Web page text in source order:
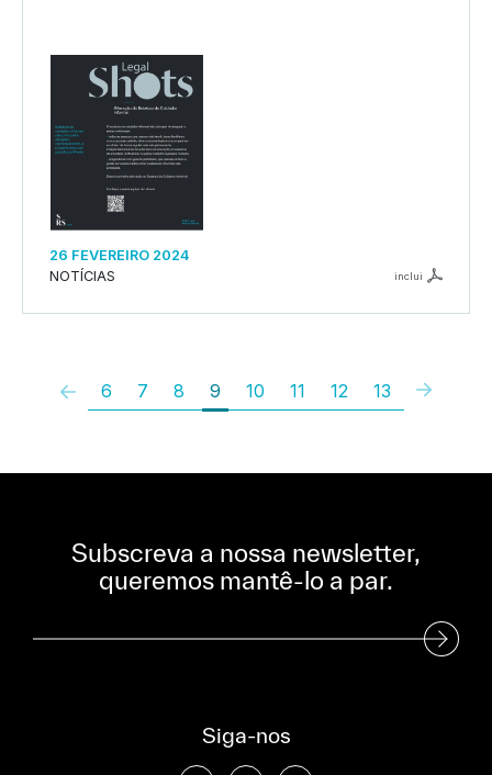
26 FEVEREIRO 2024
NOTÍCIAS
inclui
6 7 8 9 10 11 12 13
Subscreva a nossa newsletter,
queremos mantê-lo a par.
Subscreva a nossa Newsletter
Siga-nos